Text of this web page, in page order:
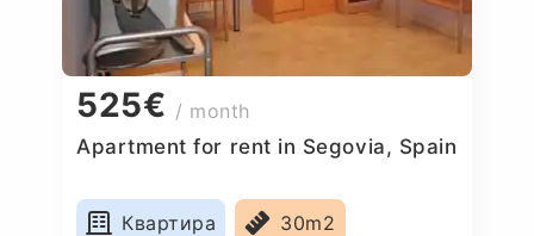
525€ / month
Apartment for rent in Segovia, Spain
Квартира 30m2